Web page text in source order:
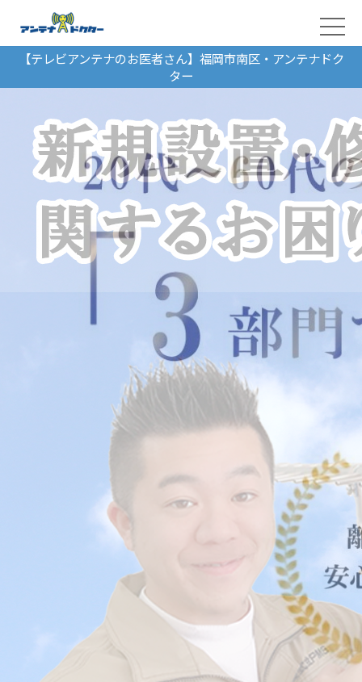
【テレビアンテナのお医者さん】福岡市南区・アンテナドク
ター